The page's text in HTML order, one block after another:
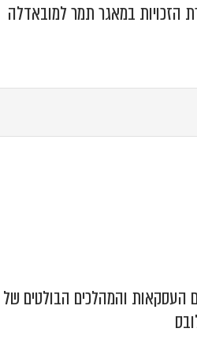
הזכויות במאגר תמר למובאדלה
העסקאות והמהלכים הבולטים של